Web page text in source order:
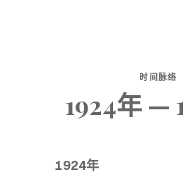
时间脉络
1924年 —
1924年